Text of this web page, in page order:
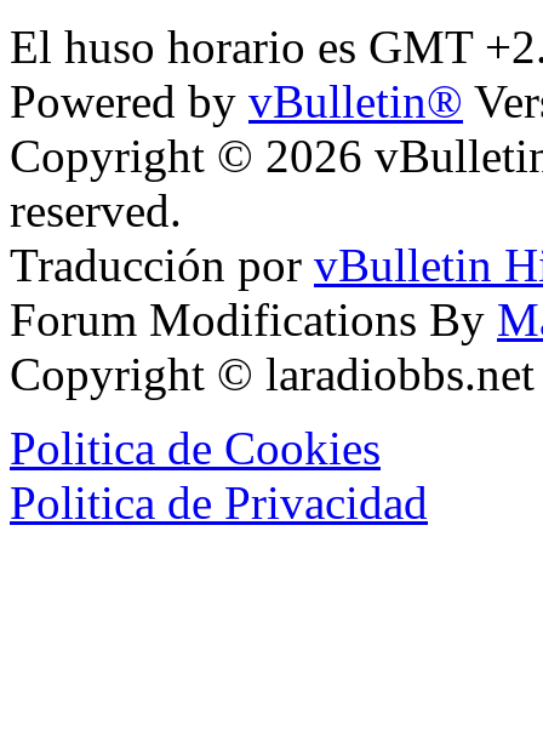
El huso horario es GMT
Powered by vBulletin®
Copyright © 2026
reserved.
Traducción por vBulletin
Forum Modifications By
Copyright ©
Politica de Cookies
Politica de Privacidad